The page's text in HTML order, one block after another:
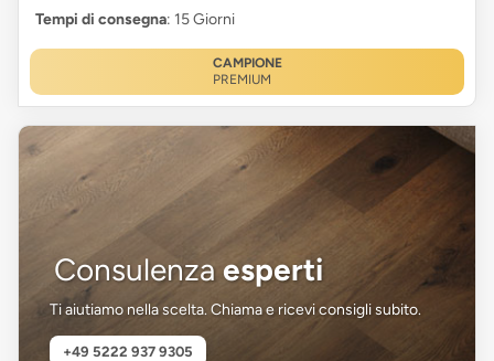
Tempi di consegna: 15 Giorni
CAMPIONE
PREMIUM
Consulenza esperti
Ti aiutiamo nella scelta. Chiama e ricevi consigli subito.
+49 5222 937 9305